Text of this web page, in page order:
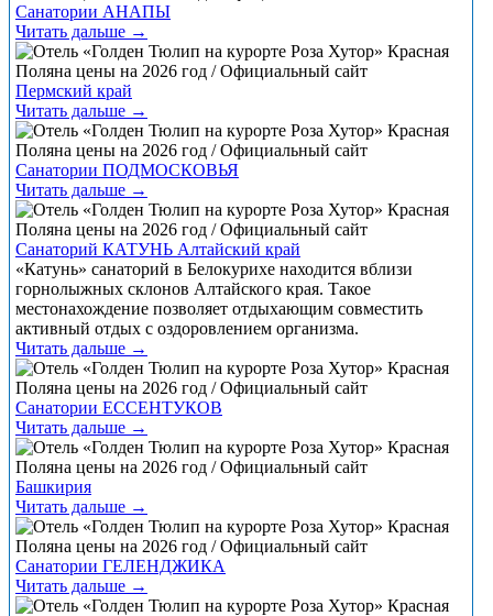
Санатории АНАПЫ
Читать дальше →
Пермский край
Читать дальше →
Санатории ПОДМОСКОВЬЯ
Читать дальше →
Санаторий КАТУНЬ Алтайский край
«Катунь» санаторий в Белокурихе находится вблизи
горнолыжных склонов Алтайского края. Такое
местонахождение позволяет отдыхающим совместить
активный отдых с оздоровлением организма.
Читать дальше →
Санатории ЕССЕНТУКОВ
Читать дальше →
Башкирия
Читать дальше →
Санатории ГЕЛЕНДЖИКА
Читать дальше →